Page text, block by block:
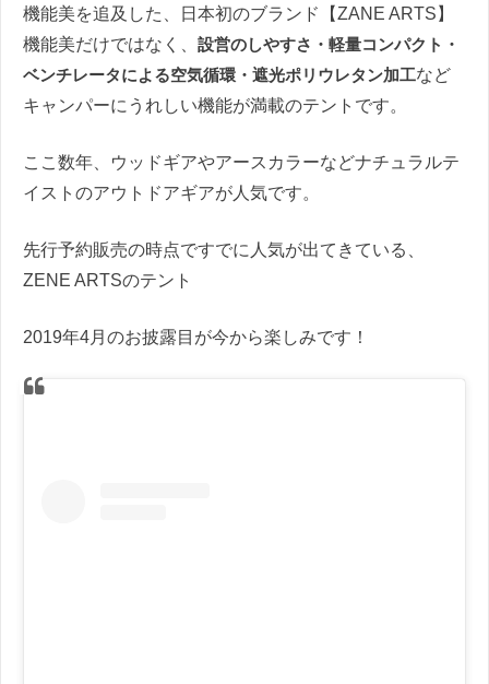
機能美を追及した、日本初のブランド【ZANE ARTS】
機能美だけではなく、 設営のしやすさ・軽量コンパクト・
ベンチレータによる空気循環・遮光ポリウレタン加工など
キャンパーにうれしい機能が満載のテントです。
ここ数年、ウッドギアやアースカラーなどナチュラルテ
イストのアウトドアギアが人気です。
先行予約販売の時点ですでに人気が出てきている、
ZENE ARTSのテント
2019年4月のお披露目が今から楽しみです！